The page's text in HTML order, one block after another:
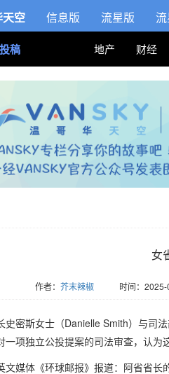
空 信息版 流星版
投稿 地产 财经
女
作者： 芥末辣椒 时间：
史密斯女士（Danielle Smith）与司
一项独立公投提案的司法审查，认为
文媒体《环球邮报》报道：阿省省